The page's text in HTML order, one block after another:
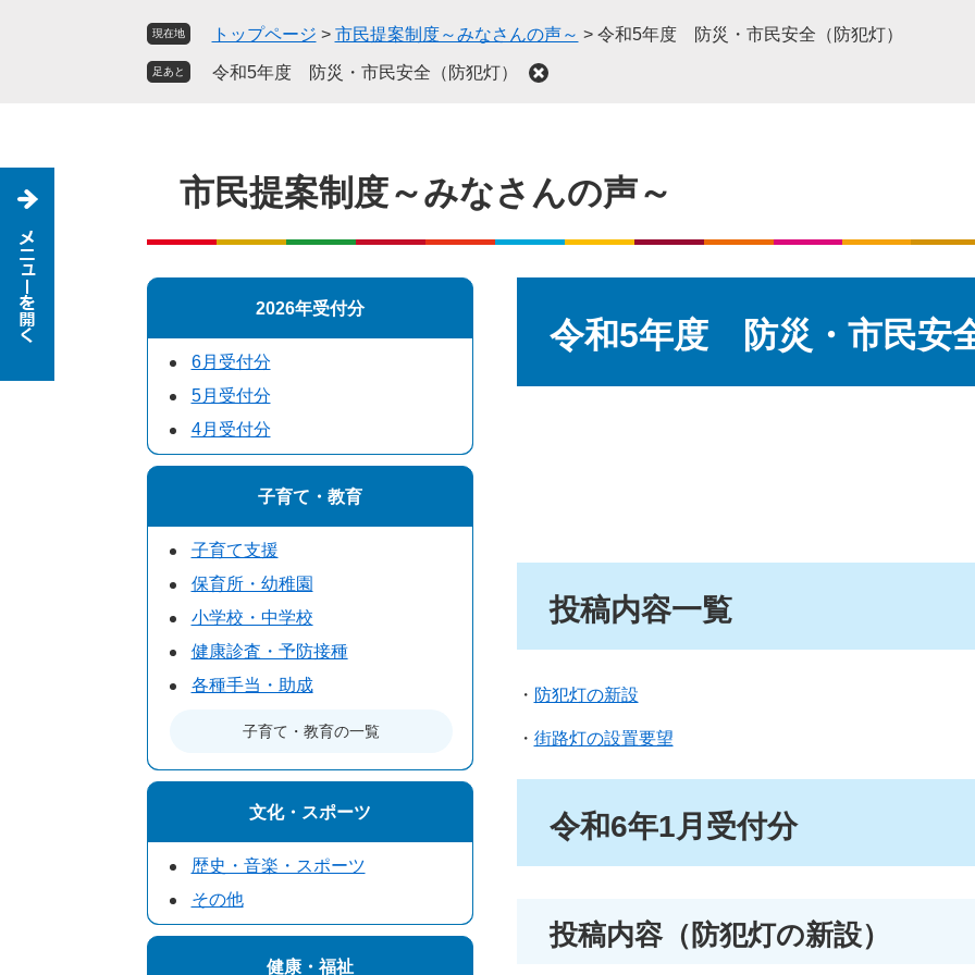
で
ば
現在地 トップページ > 市民提案制度～みなさんの声～ > 令和5年度 防災・市民安全（防犯灯）
足あと 令和5年度 防災・市民安全（防犯灯）
市民提案制度～みなさんの声～
令和5年度 防災・市民安
投稿内容一覧
・ 防犯灯の新設
・ 街路灯の設置要望
令和6年1月受付分
投稿内容（防犯灯の新設）
2026年受付分
6月受付分
5月受付分
4月受付分
子育て・教育
子育て支援
保育所・幼稚園
小学校・中学校
健康診査・予防接種
各種手当・助成
子育て・教育の一覧
文化・スポーツ
歴史・音楽・スポーツ
その他
健康・福祉